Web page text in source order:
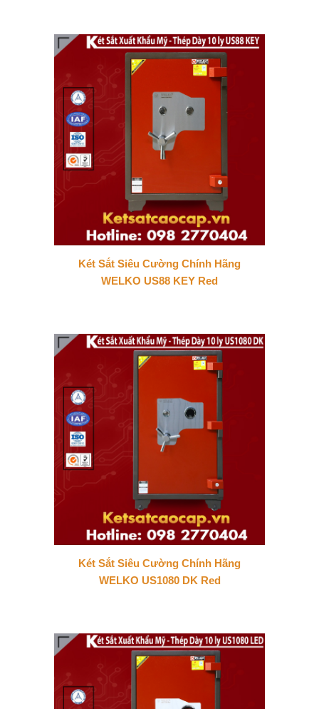
Két Sắt Siêu Cường Chính Hãng
WELKO US88 KEY Red
Két Sắt Siêu Cường Chính Hãng
WELKO US1080 DK Red